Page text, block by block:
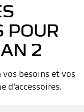
POUR
2
besoins et vos
d'accessoires.